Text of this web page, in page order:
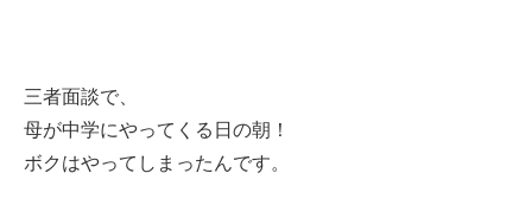
三者面談で、
母が中学にやってくる日の朝！
ボクはやってしまったんです。